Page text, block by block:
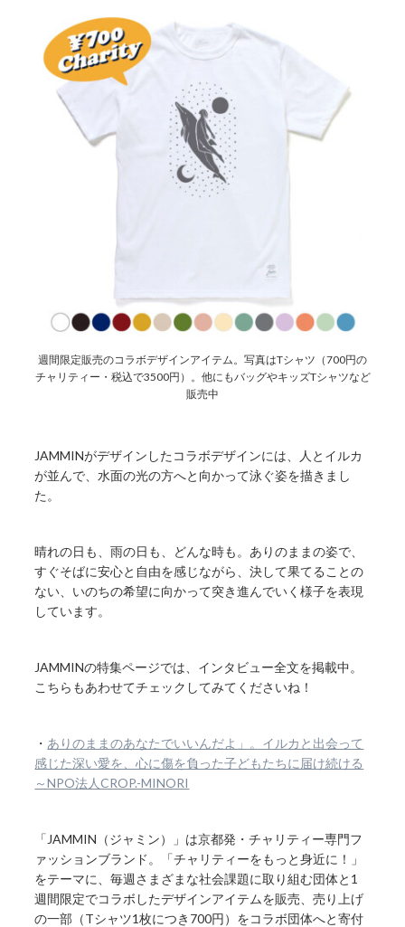
週間限定販売のコラボデザインアイテム。写真はTシャツ（700円の
チャリティー・税込で3500円）。他にもバッグやキッズTシャツなど
販売中
JAMMINがデザインしたコラボデザインには、人とイルカ
が並んで、水面の光の方へと向かって泳ぐ姿を描きまし
た。
晴れの日も、雨の日も、どんな時も。ありのままの姿で、
すぐそばに安心と自由を感じながら、決して果てることの
ない、いのちの希望に向かって突き進んでいく様子を表現
しています。
JAMMINの特集ページでは、インタビュー全文を掲載中。
こちらもあわせてチェックしてみてくださいね！
・ ありのままのあなたでいいんだよ」。イルカと出会って
感じた深い愛を、心に傷を負った子どもたちに届け続ける
～NPO法人CROP.-MINORI
「JAMMIN（ジャミン）」は京都発・チャリティー専門フ
ァッションブランド。「チャリティーをもっと身近に！」
をテーマに、毎週さまざまな社会課題に取り組む団体と1
週間限定でコラボしたデザインアイテムを販売、売り上げ
の一部（Tシャツ1枚につき700円）をコラボ団体へと寄付